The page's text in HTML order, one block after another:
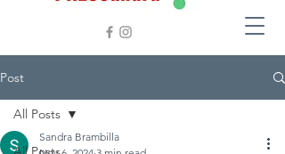
Post
All Posts
Sandra Brambilla